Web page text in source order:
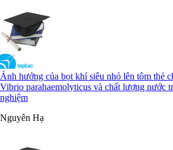
Ảnh hưởng của bọt khí siêu nhỏ lên tôm thẻ
Vibrio parahaemolyticus và chất lượng nước
nghiệm
Nguyên Hạ